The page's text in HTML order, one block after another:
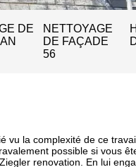
DE
NETTOYAGE
DE FAÇADE
56
vu la complexité de ce
possible si vous
renovation. En lui